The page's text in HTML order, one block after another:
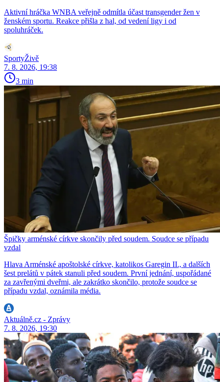
Aktivní hráčka WNBA veřejně odmítla účast transgender žen v
ženském sportu. Reakce přišla z hal, od vedení ligy i od
spoluhráček.
SportyŽivě
7. 8. 2026, 19:38
3 min
Špičky arménské církve skončily před soudem. Soudce se případu
vzdal
Hlava Arménské apoštolské církve, katolikos Garegin II., a dalších
šest prelátů v pátek stanuli před soudem. První jednání, uspořádané
za zavřenými dveřmi, ale zakrátko skončilo, protože soudce se
případu vzdal, oznámila média.
Aktuálně.cz - Zprávy
7. 8. 2026, 19:30